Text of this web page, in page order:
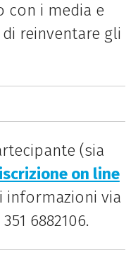
con i media e
reinventare gli
(sia
iscrizione on line
via
351 6882106.